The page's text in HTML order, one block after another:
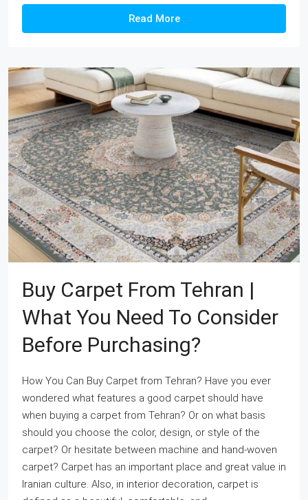
Read More
Buy Carpet From Tehran |
What You Need To Consider
Before Purchasing?
How You Can Buy Carpet from Tehran? Have you ever
wondered what features a good carpet should have
when buying a carpet from Tehran? Or on what basis
should you choose the color, design, or style of the
carpet? Or hesitate between machine and hand-woven
carpet? Carpet has an important place and great value in
Iranian culture. Also, in interior decoration, carpet is